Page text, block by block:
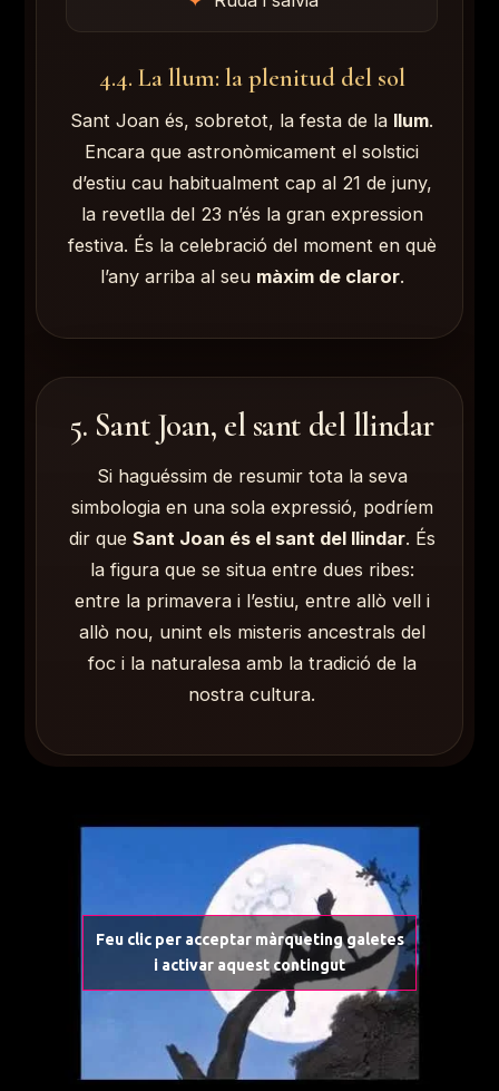
4.4. La llum: la plenitud del sol
Sant Joan és, sobretot, la festa de la llum.
Encara que astronòmicament el solstici
d’estiu cau habitualment cap al 21 de juny,
la revetlla del 23 n’és la gran expression
festiva. És la celebració del moment en què
l’any arriba al seu màxim de claror.
5. Sant Joan, el sant del llindar
Si haguéssim de resumir tota la seva
simbologia en una sola expressió, podríem
dir que Sant Joan és el sant del llindar. És
la figura que se situa entre dues ribes:
entre la primavera i l’estiu, entre allò vell i
allò nou, unint els misteris ancestrals del
foc i la naturalesa amb la tradició de la
nostra cultura.
Feu clic per acceptar màrqueting galetes
i activar aquest contingut